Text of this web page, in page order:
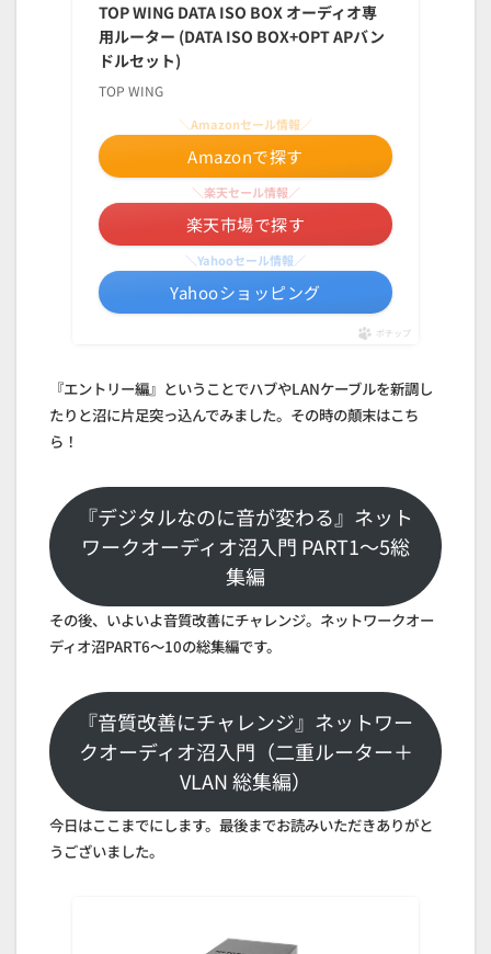
TOP WING DATA ISO BOX オーディオ専
用ルーター (DATA ISO BOX+OPT APバン
ドルセット)
TOP WING
＼Amazonセール情報／
Amazonで探す
＼楽天セール情報／
楽天市場で探す
＼Yahooセール情報／
Yahooショッピング
ポチップ
『エントリー編』ということでハブやLANケーブルを新調し
たりと沼に片足突っ込んでみました。その時の顛末はこち
ら！
『デジタルなのに音が変わる』ネット
ワークオーディオ沼入門 PART1～5総
集編
その後、いよいよ音質改善にチャレンジ。ネットワークオー
ディオ沼PART6～10の総集編です。
『音質改善にチャレンジ』ネットワー
クオーディオ沼入門（二重ルーター＋
VLAN 総集編）
今日はここまでにします。最後までお読みいただきありがと
うございました。